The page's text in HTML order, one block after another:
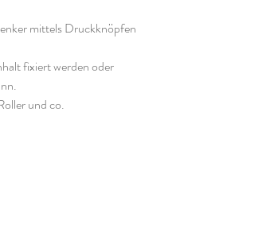
mittels Druckknöpfen
fixiert werden oder
und co.